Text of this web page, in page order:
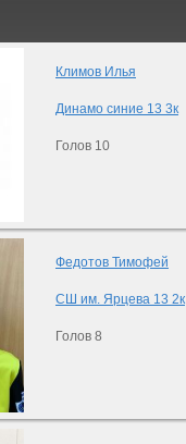
Климов Илья
Динамо синие 13 3к
Голов 10
Федотов Тимофей
СШ им. Ярцева 13 2к
Голов 8